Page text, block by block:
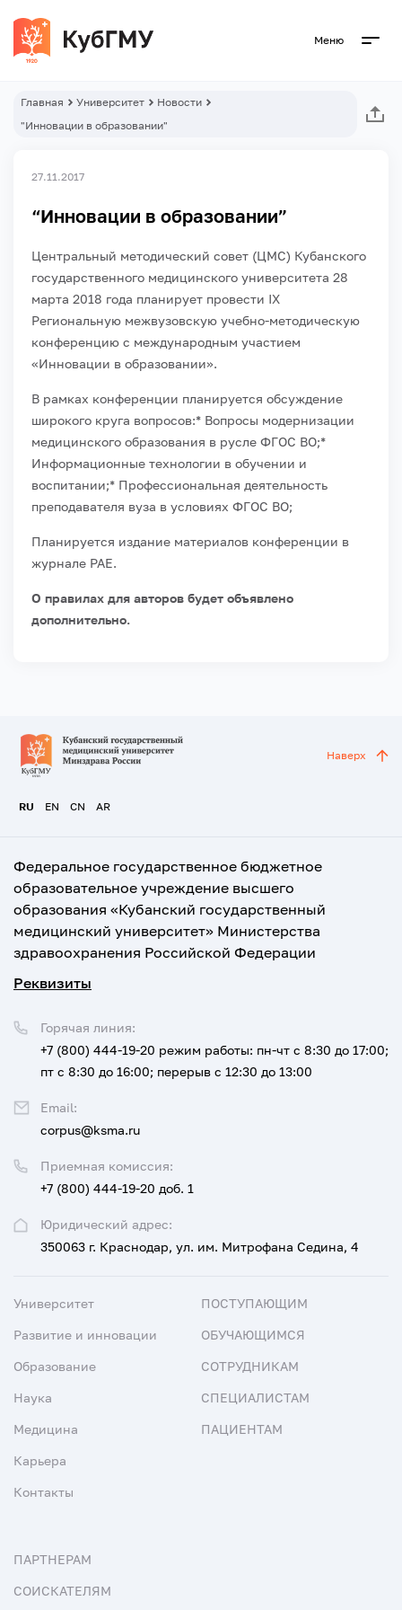
Меню
Главная Университет
Новости
"Инновации в образовании"
27.11.2017
“Инновации в образовании”
Центральный методический совет (ЦМС) Кубанского
государственного медицинского университета 28
марта 2018 года планирует провести IX
Региональную межвузовскую учебно-методическую
конференцию с международным участием
«Инновации в образовании».
В рамках конференции планируется обсуждение
широкого круга вопросов:* Вопросы модернизации
медицинского образования в русле ФГОС ВО;*
Информационные технологии в обучении и
воспитании;* Профессиональная деятельность
преподавателя вуза в условиях ФГОС ВО;
Планируется издание материалов конференции в
журнале РАЕ.
О правилах для авторов будет объявлено
дополнительно.
RU EN CN AR
Наверх
Федеральное государственное бюджетное
образовательное учреждение высшего
образования «Кубанский государственный
медицинский университет» Министерства
здравоохранения Российской Федерации
Реквизиты
Юридический адрес:
350063 г. Краснодар, ул. им. Митрофана Седина, 4
Приемная комиссия:
+7 (800) 444-19-20 доб. 1
Горячая линия:
+7 (800) 444-19-20 режим работы: пн-чт с 8:30 до 17:00;
пт с 8:30 до 16:00; перерыв с 12:30 до 13:00
Email:
corpus@ksma.ru
Университет
Развитие и инновации
Образование
Наука
Медицина
Карьера
Контакты
ПОСТУПАЮЩИМ
ОБУЧАЮЩИМСЯ
СОТРУДНИКАМ
СПЕЦИАЛИСТАМ
ПАЦИЕНТАМ
ПАРТНЕРАМ
СОИСКАТЕЛЯМ